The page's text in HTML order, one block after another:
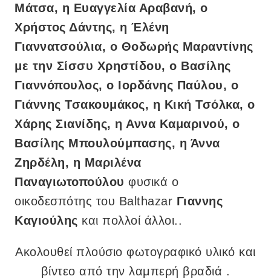
Μάτσα, η Ευαγγελία Αραβανή, ο
Χρήστος Δάντης, η Έλένη
Γιαννατσούλια, ο Θοδωρής Μαραντίνης
με την Σίσσυ Χρηστίδου, ο Βασίλης
Γιαννόπουλος, ο Ιορδάνης Παύλου, ο
Γιάννης Τσακουμάκος, η Κική Τσόλκα, ο
Χάρης Σιανίδης, η Αννα Καμαρινού, ο
Βασίλης Μπουλούμπασης, η Άννα
Ζηρδέλη, η Μαριλένα
Παναγιωτοπούλου φυσικά ο
οικοδεσπότης του Balthazar Γιαννης
Καγιούλης και πολλοί άλλοι..
Ακολουθεί πλούσιο φωτογραφικό υλικό και
βίντεο από την λαμπερή βραδιά .